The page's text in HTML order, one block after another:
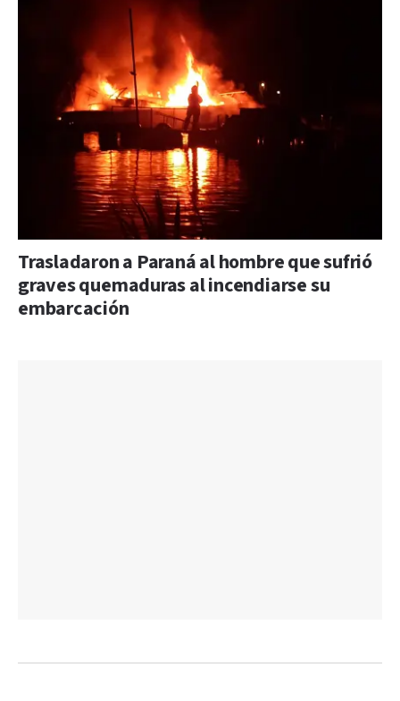
Trasladaron a Paraná al hombre que sufrió
graves quemaduras al incendiarse su
embarcación